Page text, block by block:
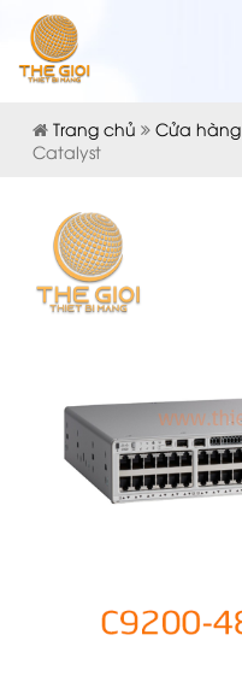
Trang chủ Cửa hàng
Catalyst